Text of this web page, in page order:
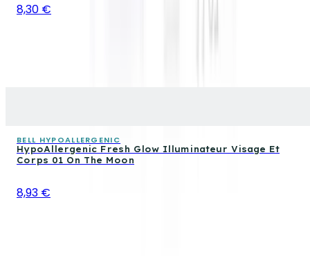
8,30 €
BELL HYPOALLERGENIC
HypoAllergenic Fresh Glow Illuminateur Visage Et
Corps 01 On The Moon
8,93 €